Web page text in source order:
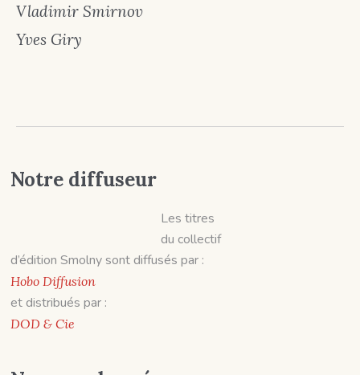
Vladimir Smirnov
Yves Giry
Notre diffuseur
Les titres
du collectif
d’édition Smolny sont diffusés par :
Hobo Diffusion
et distribués par :
DOD & Cie